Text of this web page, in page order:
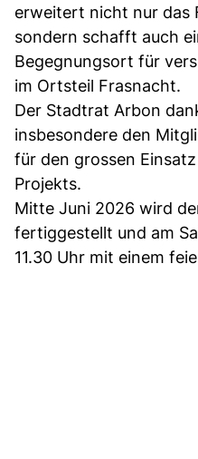
erweitert nicht nur das
sondern schafft auch
Begegnungsort für
im Ortsteil Frasnacht.
Der Stadtrat Arbon
insbesondere den
für den grossen
Projekts.
Mitte Juni 2026 wird
fertiggestellt und am
11.30 Uhr mit einem